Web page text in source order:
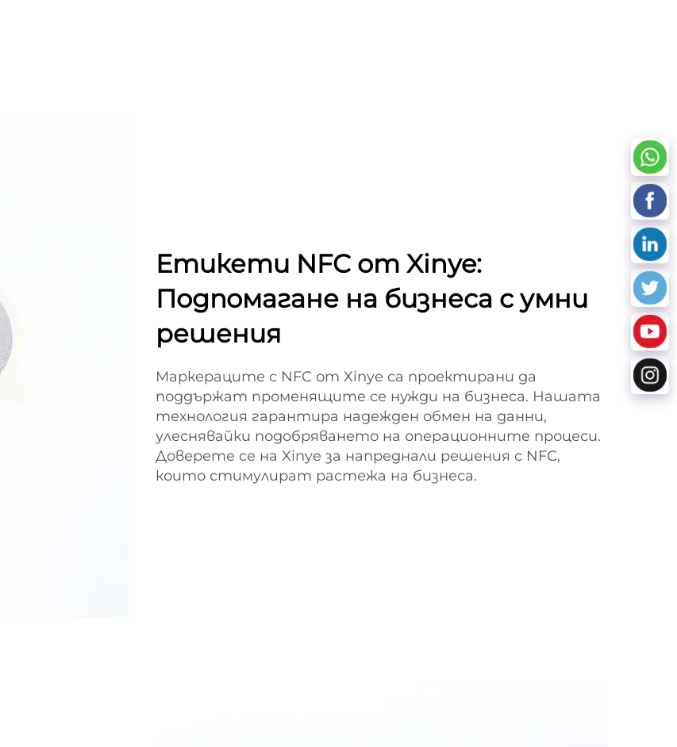
Етикети NFC от Xinye:
Подпомагане на бизнеса с умни
решения
Маркераците с NFC от Xinye са проектирани да
поддържат променящите се нужди на бизнеса. Нашата
технология гарантира надежден обмен на данни,
улеснявайки подобряването на операционните процеси.
Доверете се на Xinye за напреднали решения с NFC,
които стимулират растежа на бизнеса.